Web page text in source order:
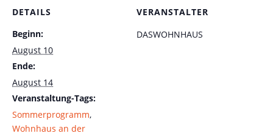
DETAILS
Beginn:
August 10
Ende:
August 14
Veranstaltung-Tags:
Sommerprogramm,
Wohnhaus an der
VERANSTALTER
DASWOHNHAUS